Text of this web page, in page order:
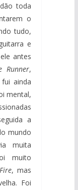
toda
o
tudo,
e
antes
Runner,
ainda
mental,
a
mundo
muita
muito
Fire, mas
Foi